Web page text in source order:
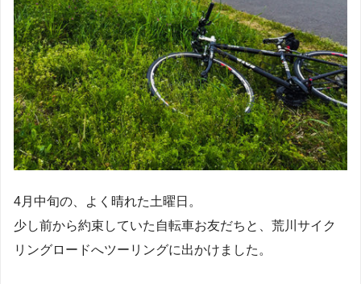
4月中旬の、よく晴れた土曜日。
少し前から約束していた自転車お友だちと、荒川サイク
リングロードへツーリングに出かけました。